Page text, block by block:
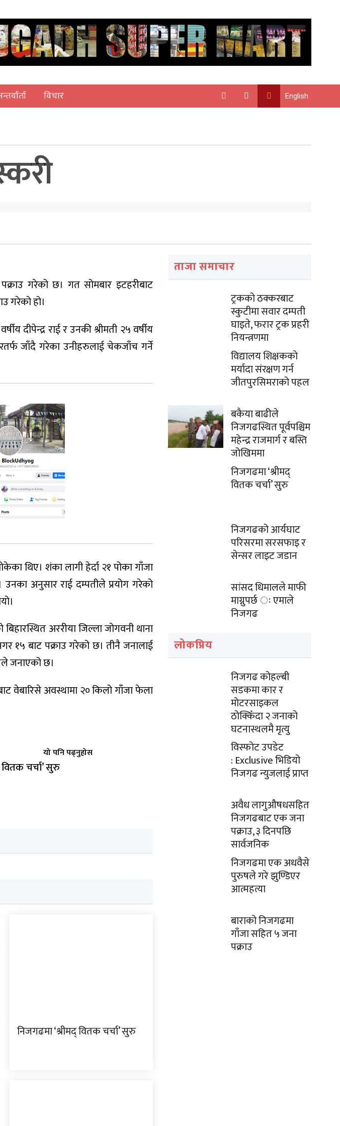
विचार
English
गरेको छ। गत सोमबार इटहरीबाट
गरेको हो।
दीपेन्द्र राई र उनकी श्रीमती २५ वर्षीय
जाँदै गरेका उनीहरुलाई चेकजाँच गर्ने
थिए। शंका लागी हेर्दा २१ पोका गाँजा
उनका अनुसार राई दम्पतीले प्रयोग गरेको
अररीया जिल्ला जोगवनी थाना
१५ बाट पक्राउ गरेको छ। तीनै जनालाई
जनाएको छ।
वेबारिसे अवस्थामा २० किलो गाँजा फेला
यो पनि पढ्नुहोस
चर्चा’ सुरु
निजगढमा ‘श्रीमद् वितक चर्चा’ सुरु
ताजा समाचार
ट्रकको ठक्करबाट
स्कुटीमा सवार दम्पती
घाइते, फरार ट्रक प्रहरी
नियन्त्रणमा
विद्यालय शिक्षकको
मर्यादा संरक्षण गर्न
जीतपुरसिमराको पहल
बकैया बाढीले
निजगढस्थित पूर्वपश्चिम
महेन्द्र राजमार्ग र बस्ति
जोखिममा
निजगढमा ‘श्रीमद्
वितक चर्चा’ सुरु
निजगढको आर्यघाट
परिसरमा सरसफाइ र
सेन्सर लाइट जडान
सांसद धिमालले माफी
माग्नुपर्छ ः एमाले
निजगढ
लोकप्रिय
निजगढ कोहल्बी
सडकमा कार र
मोटरसाइकल
ठोक्किँदा २ जनाको
घटनास्थलमै मृत्यु
विस्फोट उपडेट
: Exclusive भिडियो
निजगढ न्युजलाई प्राप्त
अवैध लागुऔषधसहित
निजगढबाट एक जना
पक्राउ, ३ दिनपछि
सार्वजनिक
निजगढमा एक अधवैसे
पुरुषले गरे झुण्डिएर
आत्महत्या
बाराको निजगढमा
गाँजा सहित ५ जना
पक्राउ